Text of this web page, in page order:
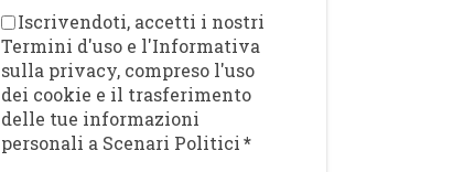
Iscrivendoti, accetti i nostri
Termini d'uso e l'Informativa
sulla privacy, compreso l'uso
dei cookie e il trasferimento
delle tue informazioni
personali a Scenari Politici*